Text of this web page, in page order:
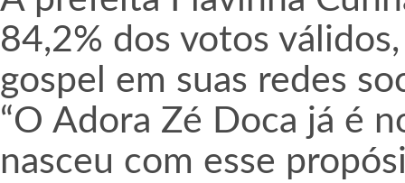
84,2% dos votos
gospel em suas redes
“O Adora Zé Doca já é
nasceu com esse